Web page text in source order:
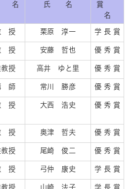
名 氏 名
賞
名
授 栗原 淳一 学 長 賞
授 安藤 哲也 優 秀 賞
教授 高井 ゆと里 優 秀 賞
師 常川 勝彦 優 秀 賞
授 大西 浩史 優 秀 賞
授 奥津 哲夫 優 秀 賞
教授 尾崎 俊二 優 秀 賞
授 弓仲 康史 学 長 賞
教授 山崎 法子 学 長 賞